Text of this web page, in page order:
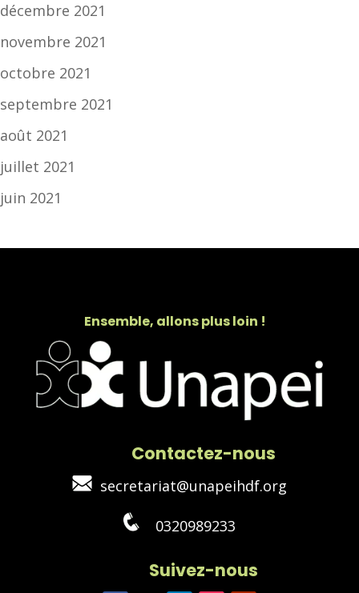
décembre 2021
novembre 2021
octobre 2021
septembre 2021
août 2021
juillet 2021
juin 2021
Ensemble, allons plus loin !
Contactez-nous
secretariat@unapeihdf.org
0320989233
Suivez-nous